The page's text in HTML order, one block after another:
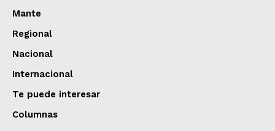
Mante
Regional
Nacional
Internacional
Te puede interesar
Columnas